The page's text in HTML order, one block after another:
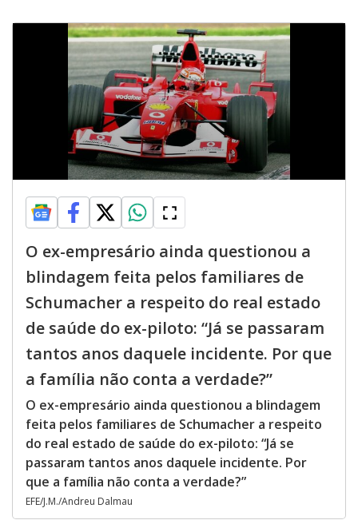
O ex-empresário ainda questionou a
blindagem feita pelos familiares de
Schumacher a respeito do real estado
de saúde do ex-piloto: “Já se passaram
tantos anos daquele incidente. Por que
a família não conta a verdade?”
O ex-empresário ainda questionou a blindagem
feita pelos familiares de Schumacher a respeito
do real estado de saúde do ex-piloto: “Já se
passaram tantos anos daquele incidente. Por
que a família não conta a verdade?”
EFE/J.M./Andreu Dalmau